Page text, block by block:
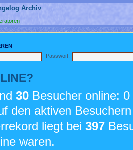
Archiv
Passwort:
30 Besucher online:
den aktiven
liegt bei 397
waren.